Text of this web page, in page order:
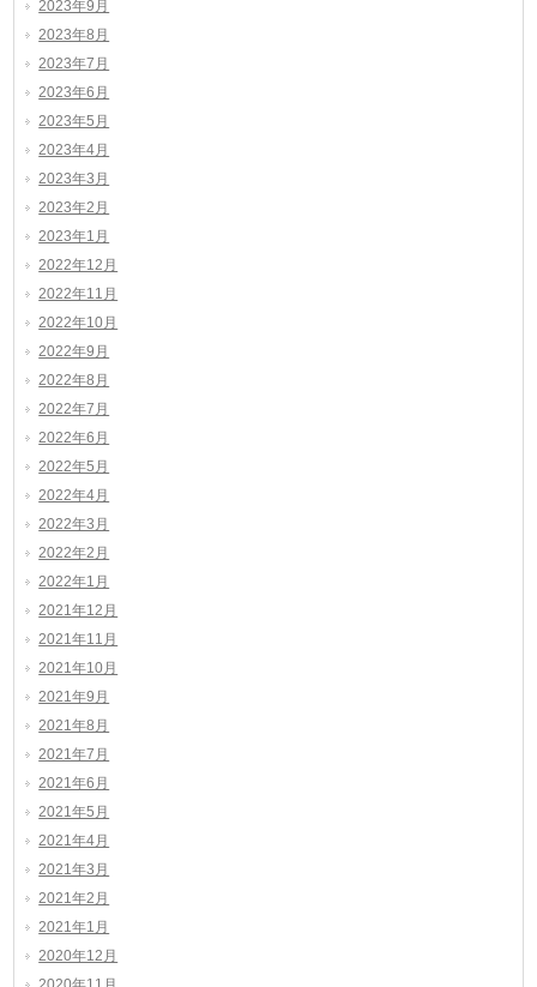
2023年9月
2023年8月
2023年7月
2023年6月
2023年5月
2023年4月
2023年3月
2023年2月
2023年1月
2022年12月
2022年11月
2022年10月
2022年9月
2022年8月
2022年7月
2022年6月
2022年5月
2022年4月
2022年3月
2022年2月
2022年1月
2021年12月
2021年11月
2021年10月
2021年9月
2021年8月
2021年7月
2021年6月
2021年5月
2021年4月
2021年3月
2021年2月
2021年1月
2020年12月